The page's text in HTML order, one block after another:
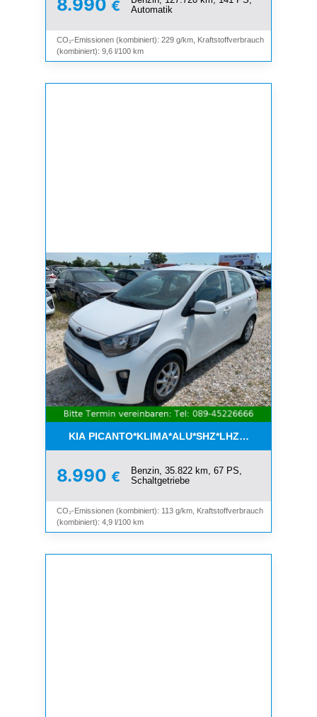
8.990 €
Automatik
CO₂-Emissionen (kombiniert): 229 g/km, Kraftstoffverbrauch
(kombiniert): 9,6 l/100 km
KIA PICANTO*KLIMA*ALU*SHZ*LHZ*BLUETOOTH*
8.990 €
Benzin, 35.822 km, 67 PS,
Schaltgetriebe
CO₂-Emissionen (kombiniert): 113 g/km, Kraftstoffverbrauch
(kombiniert): 4,9 l/100 km